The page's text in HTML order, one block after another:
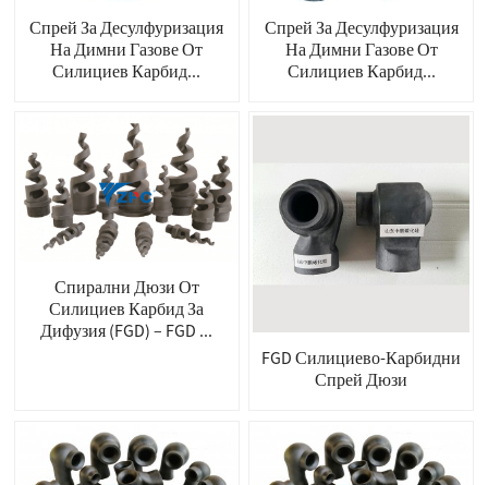
Спрей За Десулфуризация
На Димни Газове От
Силициев Карбид...
Спрей За Десулфуризация
На Димни Газове От
Силициев Карбид...
Спирални Дюзи От
Силициев Карбид За
Дифузия (FGD) – FGD ...
FGD Силициево-Карбидни
Спрей Дюзи